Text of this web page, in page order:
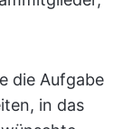
die Aufgabe
in das